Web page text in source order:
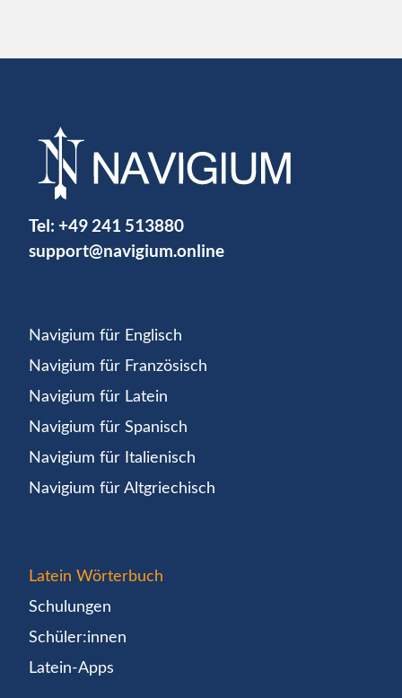
Tel: +49 241 513880
support@navigium.online
Navigium für Englisch
Navigium für Französisch
Navigium für Latein
Navigium für Spanisch
Navigium für Italienisch
Navigium für Altgriechisch
Latein Wörterbuch
Schulungen
Schüler:innen
Latein-Apps